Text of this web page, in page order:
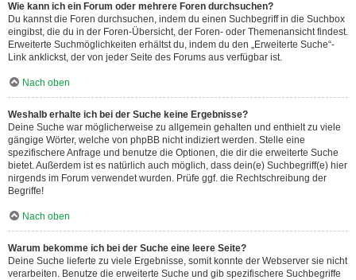
Wie kann ich ein Forum oder mehrere Foren durchsuchen?
Du kannst die Foren durchsuchen, indem du einen Suchbegriff in die Suchbox
eingibst, die du in der Foren-Übersicht, der Foren- oder Themenansicht findest.
Erweiterte Suchmöglichkeiten erhältst du, indem du den „Erweiterte Suche“-
Link anklickst, der von jeder Seite des Forums aus verfügbar ist.
Nach oben
Weshalb erhalte ich bei der Suche keine Ergebnisse?
Deine Suche war möglicherweise zu allgemein gehalten und enthielt zu viele
gängige Wörter, welche von phpBB nicht indiziert werden. Stelle eine
spezifischere Anfrage und benutze die Optionen, die dir die erweiterte Suche
bietet. Außerdem ist es natürlich auch möglich, dass dein(e) Suchbegriff(e) hier
nirgends im Forum verwendet wurden. Prüfe ggf. die Rechtschreibung der
Begriffe!
Nach oben
Warum bekomme ich bei der Suche eine leere Seite?
Deine Suche lieferte zu viele Ergebnisse, somit konnte der Webserver sie nicht
verarbeiten. Benutze die erweiterte Suche und gib spezifischere Suchbegriffe